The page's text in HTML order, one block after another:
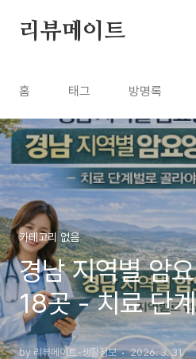
리뷰메이트
홈 태그 방명록
카테고리 없음
경남 지역별 암
18곳 - 치료 단
덜 헤맵니다
by 리뷰메이트-생활정보 2026. 3. 31.